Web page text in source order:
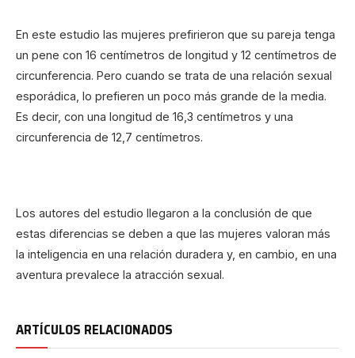
En este estudio las mujeres prefirieron que su pareja tenga
un pene con 16 centímetros de longitud y 12 centímetros de
circunferencia. Pero cuando se trata de una relación sexual
esporádica, lo prefieren un poco más grande de la media.
Es decir, con una longitud de 16,3 centímetros y una
circunferencia de 12,7 centímetros.
Los autores del estudio llegaron a la conclusión de que
estas diferencias se deben a que las mujeres valoran más
la inteligencia en una relación duradera y, en cambio, en una
aventura prevalece la atracción sexual.
ARTÍCULOS RELACIONADOS